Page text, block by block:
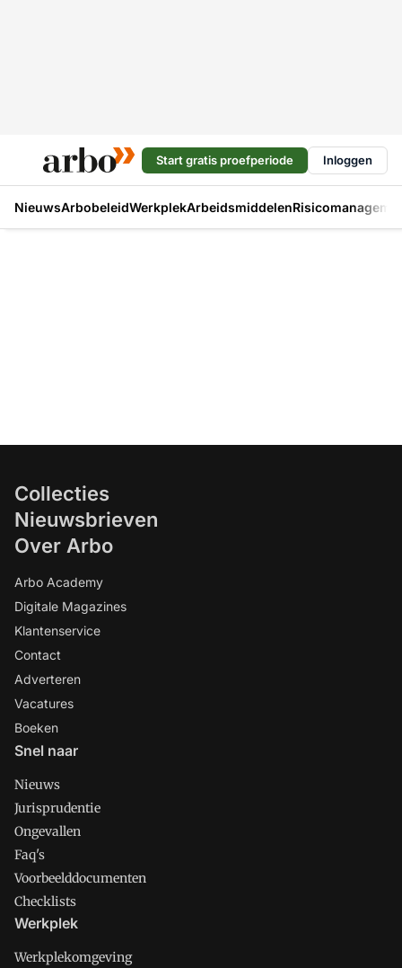
Start gratis proefperiode Inloggen
NieuwsArbobeleidWerkplekArbeidsmiddelen
Collecties
Nieuwsbrieven
Over Arbo
Arbo Academy
Digitale Magazines
Klantenservice
Contact
Adverteren
Vacatures
Boeken
Snel naar
Nieuws
Jurisprudentie
Ongevallen
Faq's
Voorbeelddocumenten
Checklists
Werkplek
Werkplekomgeving